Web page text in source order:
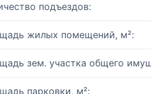
подъездов:
жилых помещений, м²:
зем. участка общего
парковки, м²: